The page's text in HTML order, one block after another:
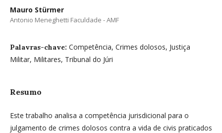
Mauro Stürmer
Antonio Meneghetti Faculdade - AMF
Palavras-chave: Competência, Crimes dolosos, Justiça
Militar, Militares, Tribunal do Júri
Resumo
Este trabalho analisa a competência jurisdicional para o
julgamento de crimes dolosos contra a vida de civis praticados